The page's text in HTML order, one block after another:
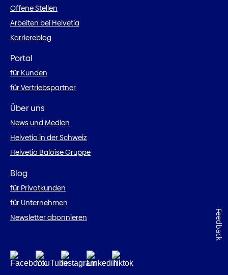
Offene Stellen
Arbeiten bei Helvetia
Karriereblog
Portal
für Kunden
für Vertriebspartner
Über uns
News und Medien
Helvetia in der Schweiz
Helvetia Baloise Gruppe
Blog
für Privatkunden
für Unternehmen
Newsletter abonnieren
Feedback